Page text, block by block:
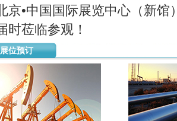
京•中国国际展览中心（新馆
时莅临参观！
展位预订